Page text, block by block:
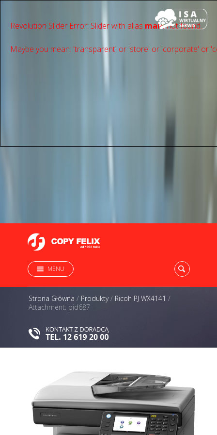
Revolution Slider Error: Slider with alias mainnot found.
Maybe you mean: 'transparent' or 'store' or 'сorporate' or
MENU
Strona Główna / Produkty/ Ricoh PJ WX4141 /
Attachment: pid687